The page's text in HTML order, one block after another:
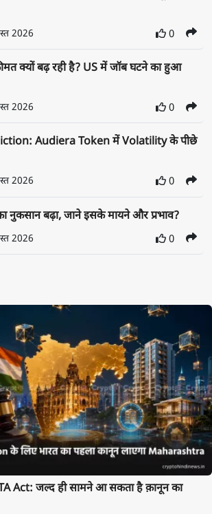
2026 0
क्यों बढ़ रही है? US में जॉब घटने का हुआ
2026 0
Audiera Token में Volatility के पीछे
2026 0
बढ़ा, जाने इसके मायने और प्रभाव?
2026 0
Act: जल्द ही सामने आ सकता है क़ानून का